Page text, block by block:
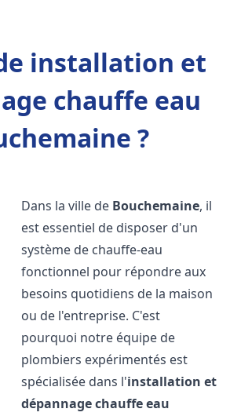
installation et
chauffe eau
?
Dans la ville de Bouchemaine, il
est essentiel de disposer d'un
système de chauffe-eau
fonctionnel pour répondre aux
besoins quotidiens de la maison
ou de l'entreprise. C'est
pourquoi notre équipe de
plombiers expérimentés est
spécialisée dans l'installation et
dépannage chauffe eau